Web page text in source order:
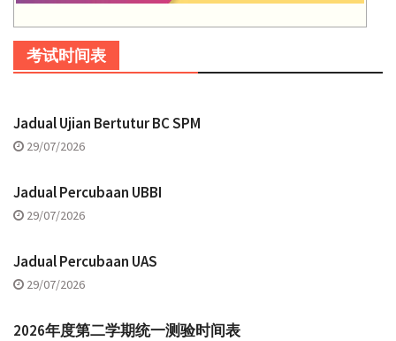
考试时间表
Jadual Ujian Bertutur BC SPM
29/07/2026
Jadual Percubaan UBBI
29/07/2026
Jadual Percubaan UAS
29/07/2026
2026年度第二学期统一测验时间表